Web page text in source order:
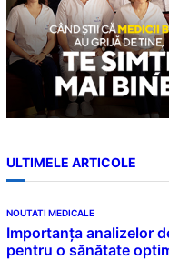
ULTIMELE ARTICOLE
NOUTATI MEDICALE
Importanța analizelor
pentru o sănătate